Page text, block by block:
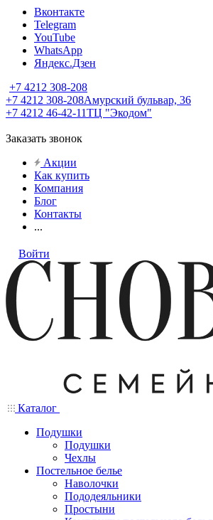
Вконтакте
Telegram
YouTube
WhatsApp
Яндекс.Дзен
+7 4212 308-208
+7 4212 308-208Амурский бульвар, 36
+7 4212 46-42-11ТЦ "Экодом"
Заказать звонок
Акции
Как купить
Компания
Блог
Контакты
...
Войти
Каталог
Подушки
Подушки
Чехлы
Постельное белье
Наволочки
Пододеяльники
Простыни